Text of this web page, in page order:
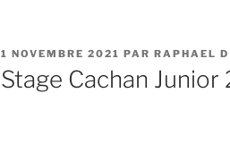
PUBLIÉ
LE
1 NOVEMBRE 2021 PAR RAPHAEL D
Stage Cachan